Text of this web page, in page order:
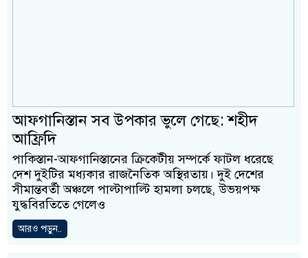
আফগানিস্তান সব উপকার ভুলে গেছে: শহীদ
আফ্রিদি
পাকিস্তান-আফগানিস্তানের ক্রিকেটীয় সম্পর্কে ফাটল ধরেছে
দেশ দুইটির মধ্যকার রাজনৈতিক অস্থিরতায়। দুই দেশের
সীমান্তবর্তী অঞ্চলে পাল্টাপাল্টি হামলা চলছে, উভয়পক্ষ
যুদ্ধবিরতিতে গেলেও
আরও পড়ুন..